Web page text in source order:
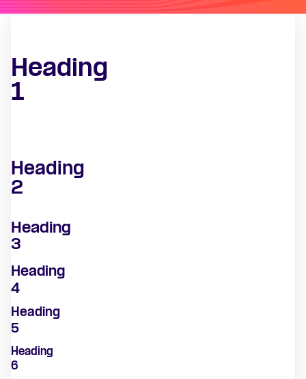
Heading
1
Heading
2
Heading
3
Heading
4
Heading
5
Heading
6